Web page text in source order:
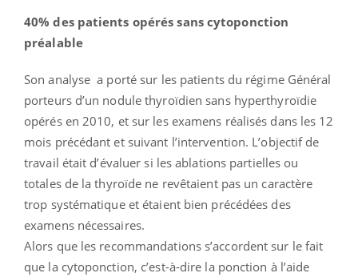
40% des patients opérés sans cytoponction
préalable
Son analyse a porté sur les patients du régime Général
porteurs d’un nodule thyroïdien sans hyperthyroïdie
opérés en 2010, et sur les examens réalisés dans les 12
mois précédant et suivant l’intervention. L’objectif de
travail était d’évaluer si les ablations partielles ou
totales de la thyroïde ne revêtaient pas un caractère
trop systématique et étaient bien précédées des
examens nécessaires.
Alors que les recommandations s’accordent sur le fait
que la cytoponction, c’est-à-dire la ponction à l’aide